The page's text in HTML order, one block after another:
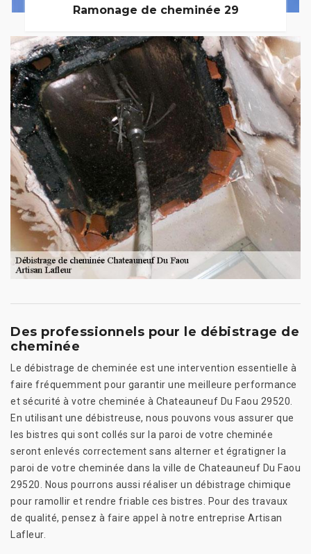
Ramonage de cheminée 29
Des professionnels pour le débistrage de
cheminée
Le débistrage de cheminée est une intervention essentielle à
faire fréquemment pour garantir une meilleure performance
et sécurité à votre cheminée à Chateauneuf Du Faou 29520.
En utilisant une débistreuse, nous pouvons vous assurer que
les bistres qui sont collés sur la paroi de votre cheminée
seront enlevés correctement sans alterner et égratigner la
paroi de votre cheminée dans la ville de Chateauneuf Du Faou
29520. Nous pourrons aussi réaliser un débistrage chimique
pour ramollir et rendre friable ces bistres. Pour des travaux
de qualité, pensez à faire appel à notre entreprise Artisan
Lafleur.